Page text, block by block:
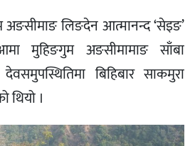
अङसीमाङ लिङदेन आत्मानन्द ‘सेइङ’
मुहिङगुम अङसीमामाङ साँबा
बिहिबार साकमुरा
थियो ।